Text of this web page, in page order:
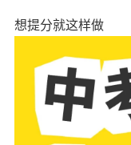
想提分就这样做